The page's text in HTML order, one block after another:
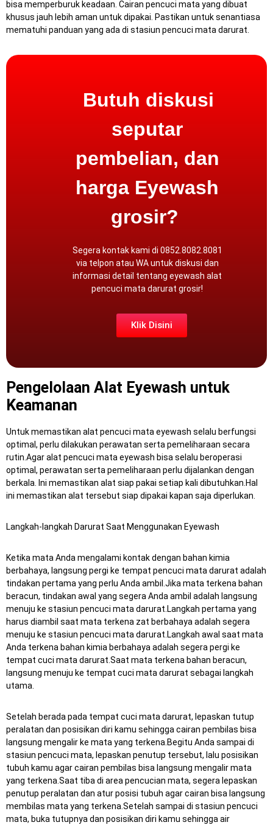
bisa memperburuk keadaan. Cairan pencuci mata yang dibuat
khusus jauh lebih aman untuk dipakai. Pastikan untuk senantiasa
mematuhi panduan yang ada di stasiun pencuci mata darurat.
Butuh diskusi
seputar
pembelian, dan
harga Eyewash
grosir?
Segera kontak kami di 0852.8082.8081
via telpon atau WA untuk diskusi dan
informasi detail tentang eyewash alat
pencuci mata darurat grosir!
Klik Disini
Pengelolaan Alat Eyewash untuk
Keamanan
Untuk memastikan alat pencuci mata eyewash selalu berfungsi
optimal, perlu dilakukan perawatan serta pemeliharaan secara
rutin.Agar alat pencuci mata eyewash bisa selalu beroperasi
optimal, perawatan serta pemeliharaan perlu dijalankan dengan
berkala. Ini memastikan alat siap pakai setiap kali dibutuhkan.Hal
ini memastikan alat tersebut siap dipakai kapan saja diperlukan.
Langkah-langkah Darurat Saat Menggunakan Eyewash
Ketika mata Anda mengalami kontak dengan bahan kimia
berbahaya, langsung pergi ke tempat pencuci mata darurat adalah
tindakan pertama yang perlu Anda ambil.Jika mata terkena bahan
beracun, tindakan awal yang segera Anda ambil adalah langsung
menuju ke stasiun pencuci mata darurat.Langkah pertama yang
harus diambil saat mata terkena zat berbahaya adalah segera
menuju ke stasiun pencuci mata darurat.Langkah awal saat mata
Anda terkena bahan kimia berbahaya adalah segera pergi ke
tempat cuci mata darurat.Saat mata terkena bahan beracun,
langsung menuju ke tempat cuci mata darurat sebagai langkah
utama.
Setelah berada pada tempat cuci mata darurat, lepaskan tutup
peralatan dan posisikan diri kamu sehingga cairan pembilas bisa
langsung mengalir ke mata yang terkena.Begitu Anda sampai di
stasiun pencuci mata, lepaskan penutup tersebut, lalu posisikan
tubuh kamu agar cairan pembilas bisa langsung mengalir mata
yang terkena.Saat tiba di area pencucian mata, segera lepaskan
penutup peralatan dan atur posisi tubuh agar cairan bisa langsung
membilas mata yang terkena.Setelah sampai di stasiun pencuci
mata, buka tutupnya dan posisikan diri kamu sehingga air